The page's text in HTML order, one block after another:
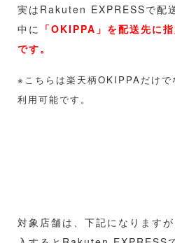
実はRakuten EXPRESSで配
中に 「OKIPPA」を配送先に
です。
※こちらは楽天柄OKIPPAだけ
利用可能です。
対象店舗は、下記になります